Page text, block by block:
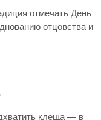
отмечать День
отцовства и
клеща — в